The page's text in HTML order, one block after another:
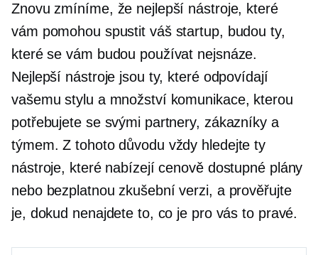
Znovu zmíníme, že nejlepší nástroje, které
vám pomohou spustit váš startup, budou ty,
které se vám budou používat nejsnáze.
Nejlepší nástroje jsou ty, které odpovídají
vašemu stylu a množství komunikace, kterou
potřebujete se svými partnery, zákazníky a
týmem. Z tohoto důvodu vždy hledejte ty
nástroje, které nabízejí cenově dostupné plány
nebo bezplatnou zkušební verzi, a prověřujte
je, dokud nenajdete to, co je pro vás to pravé.